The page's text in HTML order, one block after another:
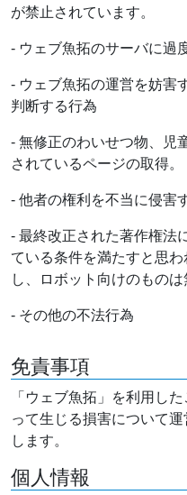
が禁止されています。
- ウェブ魚拓のサーバに過
- ウェブ魚拓の運営を妨害
判断する行為
- 無修正のわいせつ物、児
されているページの取得。
- 他者の権利を不当に侵害
- 最終改正された著作権法
ている条件を満たすと思
し、ロボット向けのもの
- その他の不法行為
免責事項
「ウェブ魚拓」を利用し
って生じる損害について
します。
個人情報